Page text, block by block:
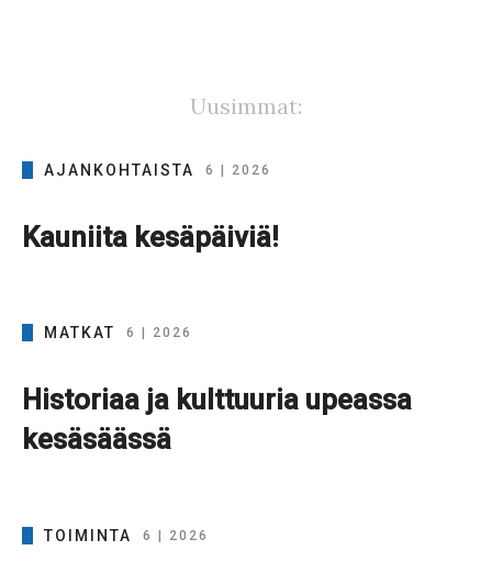
Uusimmat:
AJANKOHTAISTA 6 | 2026
Kauniita kesäpäiviä!
MATKAT 6 | 2026
Historiaa ja kulttuuria upeassa
kesäsäässä
TOIMINTA 6 | 2026